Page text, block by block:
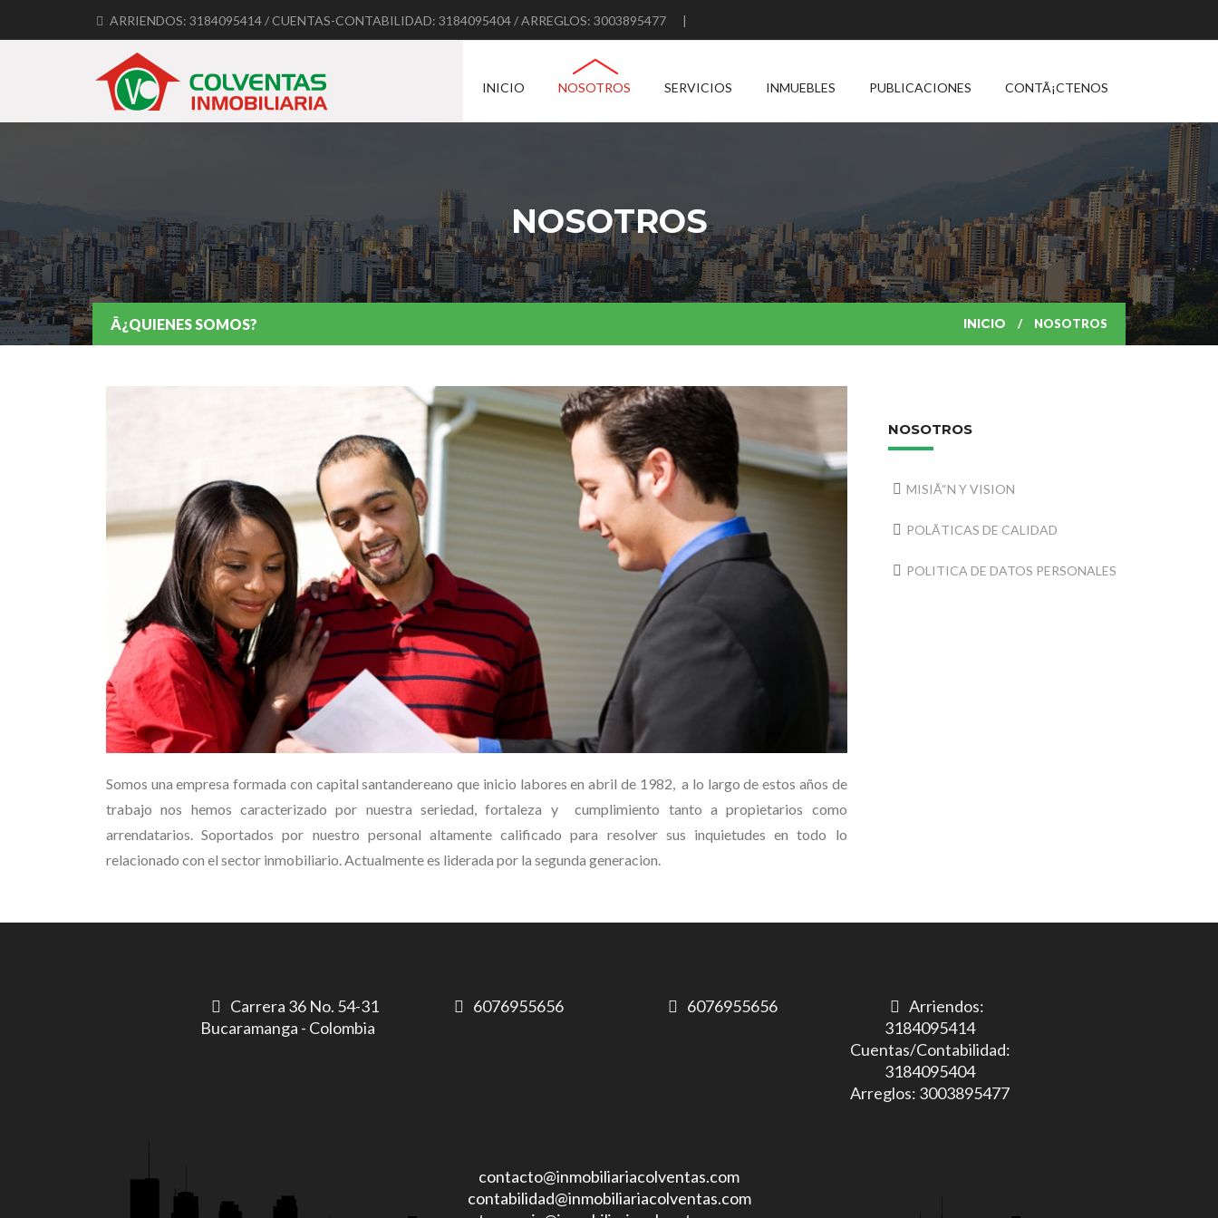
ARRIENDOS: 3184095414 / CUENTAS-CONTABILIDAD: 3184095404 / ARREGLOS: 3003895477 |
contacto@inmobiliariacolventas.com / contabilidad@inmobiliariacolventas.com / tesoreria@inmobiliariacolventas.com
INICIO
NOSOTROS SERVICIOS INMUEBLES PUBLICACIONES CONTÃ¡CTENOS
NOSOTROS
Â¿QUIENES SOMOS? INICIO NOSOTROS
Somos una empresa formada con capital santandereano que inicio labores en abril de 1982, a lo largo de estos años de
trabajo nos hemos caracterizado por nuestra seriedad, fortaleza y cumplimiento tanto a propietarios como
arrendatarios. Soportados por nuestro personal altamente calificado para resolver sus inquietudes en todo lo
relacionado con el sector inmobiliario. Actualmente es liderada por la segunda generacion.
NOSOTROS
MISIÃ“N Y VISION
POLÃTICAS DE CALIDAD
POLITICA DE DATOS PERSONALES
Carrera 36 No. 54-31
Bucaramanga - Colombia
6076955656 6076955656
Arriendos:
3184095414
Cuentas/Contabilidad:
3184095404
Arreglos: 3003895477
contacto@inmobiliariacolventas.com
contabilidad@inmobiliariacolventas.com